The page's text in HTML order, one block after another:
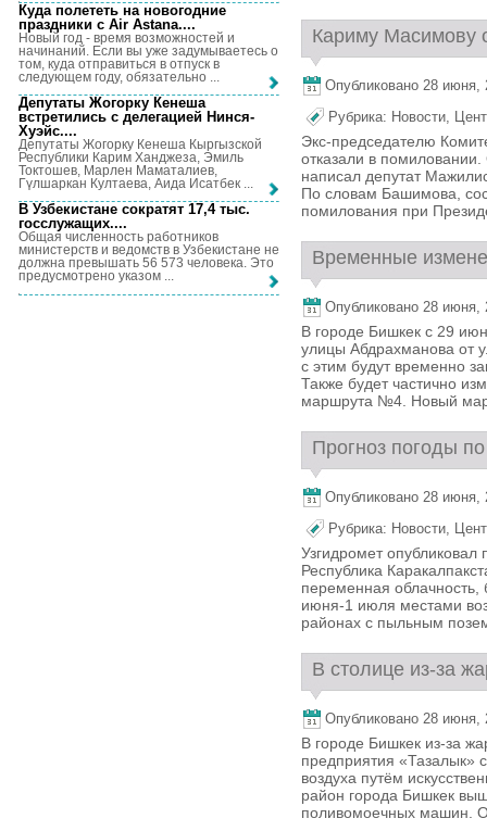
Кариму Масимову
Опубликовано 28 июня,
Рубрика: Новости,
Экс-председателю
отказали в
написал депутат
По словам Башимова,
помилования при
Временные
Опубликовано 28 июня,
В городе Бишкек с 29
улицы Абдрахманова от
с этим будут временно
Также будет частично
маршрута №4. Новый
Прогноз погоды
Опубликовано 28 июня,
Рубрика: Новости,
Узгидромет
Республика
переменная облачность,
июня-1 июля местами
районах с пыльным
В столице из-за
Опубликовано 28 июня,
В городе Бишкек из-за
предприятия «Тазалык»
воздуха путём
район города Бишкек
поливомоечных машин.
Куда полететь на новогодние
праздники с Air Astana....
Новый год - время возможностей и
начинаний. Если вы уже задумываетесь о
том, куда отправиться в отпуск в
следующем году, обязательно ...
Депутаты Жогорку Кенеша
встретились с делегацией Нинся-
Хуэйс....
Депутаты Жогорку Кенеша Кыргызской
Республики Карим Ханджеза, Эмиль
Токтошев, Марлен Маматалиев,
Гүлшаркан Култаева, Аида Исатбек ...
В Узбекистане сократят 17,4 тыс.
госслужащих....
Общая численность работников
министерств и ведомств в Узбекистане не
должна превышать 56 573 человека. Это
предусмотрено указом ...